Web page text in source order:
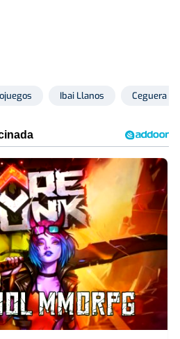
Ibai Llanos Ceguera